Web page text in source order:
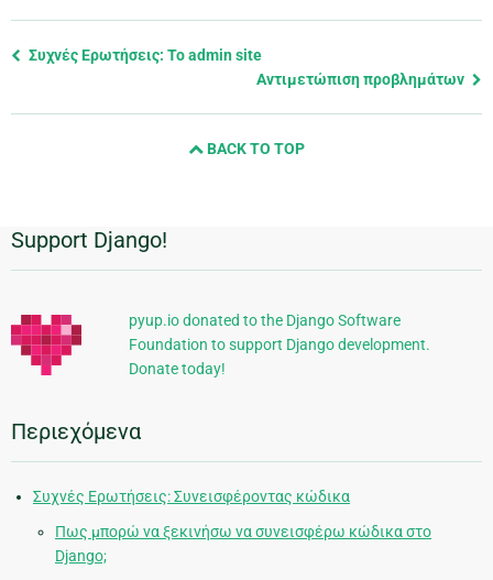
Previous
Συχνές Ερωτήσεις: Το admin site
Αντιμετώπιση προβλημάτων
BACK TO TOP
Πρόσθετες
πληροφορίες
Support Django!
pyup.io donated to the Django Software
Foundation to support Django development.
Donate today!
Περιεχόμενα
Συχνές Ερωτήσεις: Συνεισφέροντας κώδικα
Πως μπορώ να ξεκινήσω να συνεισφέρω κώδικα στο
Django;